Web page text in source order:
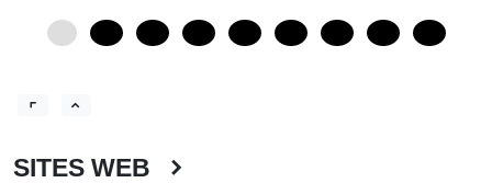
SITES WEB